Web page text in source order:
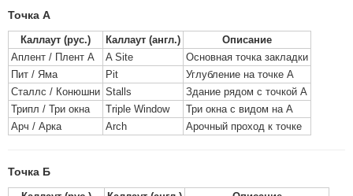
Точка А
Каллаут (рус.) Каллаут (англ.)
Описание
Аплент / Плент А
A Site
Основная точка закладки
Пит / Яма
Pit
Углубление на точке А
Сталлс / Конюшни Stalls
Здание рядом с точкой А
Трипл / Три окна
Triple Window
Три окна с видом на А
Арч / Арка
Arch Арочный проход к точке
Точка Б